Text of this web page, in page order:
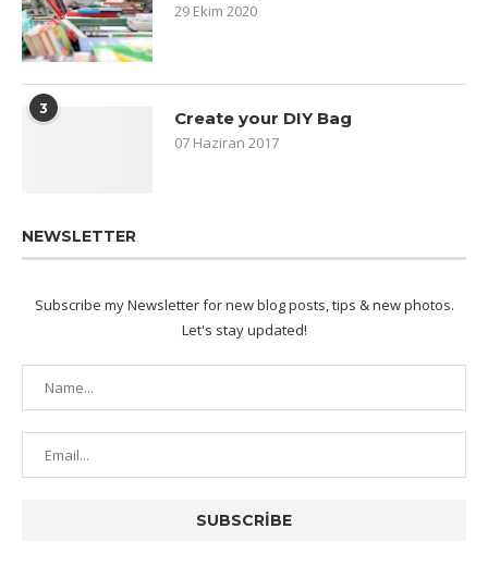
29 Ekim 2020
3 Create your DIY Bag
07 Haziran 2017
NEWSLETTER
Subscribe my Newsletter for new blog posts, tips & new photos.
Let's stay updated!